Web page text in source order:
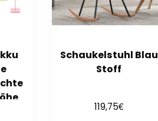
Schaukelstuhl Blau
Stoff
119,75€